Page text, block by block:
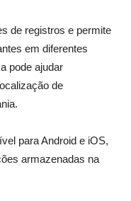
de registros e permite
em diferentes
pode ajudar
de
para Android e iOS,
armazenadas na